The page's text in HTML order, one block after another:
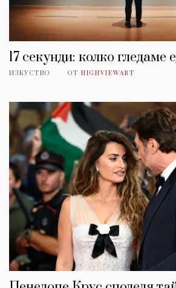
17 секунди: колко гледаме
ИЗКУСТВО ОТ HIGHVIEWART